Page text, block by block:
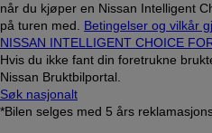
når du kjøper en Nissan Intelligent
på turen med. Betingelser og vilkår
NISSAN INTELLIGENT CHOICE
Hvis du ikke fant din foretrukne
Nissan Bruktbilportal.
Søk nasjonalt
*Bilen selges med 5 års